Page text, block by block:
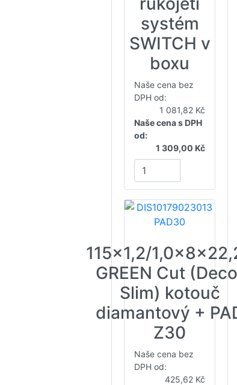
systém
SWITCH v
boxu
Naše cena bez
DPH od:
1 081,82 Kč
Naše cena s DPH
od:
1 309,00 Kč
115x1,2/
GREEN Cut
Slim) kotouč
diamantový +
Z30
Naše cena bez
DPH od:
425,62 Kč